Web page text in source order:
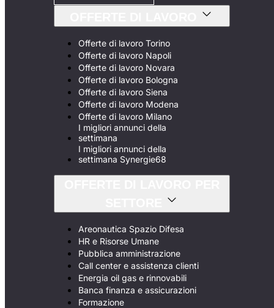
Offerte di lavoro Torino
Offerte di lavoro Napoli
Offerte di lavoro Novara
Offerte di lavoro Bologna
Offerte di lavoro Siena
Offerte di lavoro Modena
Offerte di lavoro Milano
I migliori annunci della
settimana
I migliori annunci della
settimana Synergie68
Areonautica Spazio Difesa
HR e Risorse Umane
Pubblica amministrazione
Call center e assistenza clienti
Energia oil gas e rinnovabili
Banca finanza e assicurazioni
Formazione